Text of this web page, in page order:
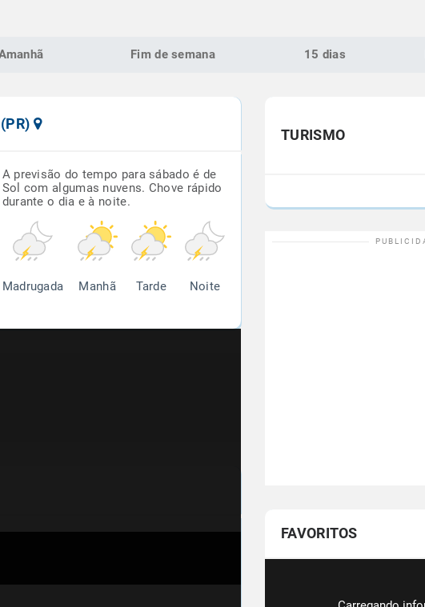
Fim de semana 15 dias
A previsão do tempo para sábado é de
Sol com algumas nuvens. Chove rápido
durante o dia e à noite.
Madrugada Manhã Tarde Noite
TURISMO
FAVORITOS